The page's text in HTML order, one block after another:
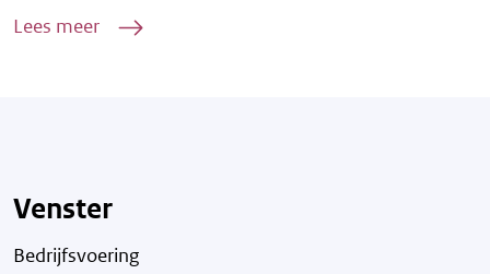
Lees meer
Venster
Bedrijfsvoering